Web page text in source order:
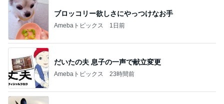
ブロッコリー欲しさにやっつけなお手
Amebaトピックス 1日前
だいたの夫 息子の一声で献立変更
Amebaトピックス 23時間前